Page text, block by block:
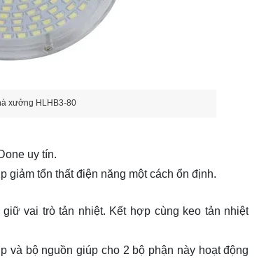
xưởng HLHB3-80
uy tín.
giảm tổn thất điện năng một cách ổn định.
vai trò tản nhiệt. Kết hợp cùng keo tản nhiệt
bộ nguồn giúp cho 2 bộ phận này hoạt động